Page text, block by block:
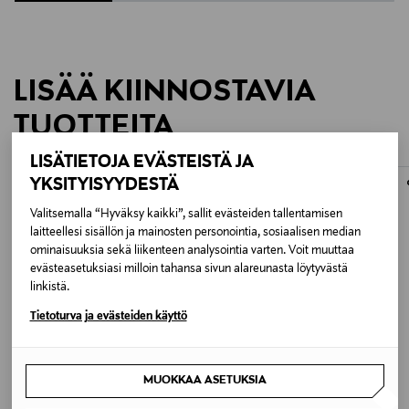
LISÄTIETOJA EVÄSTEISTÄ JA
YKSITYISYYDESTÄ
Valitsemalla “Hyväksy kaikki”, sallit evästeiden tallentamisen
laitteellesi sisällön ja mainosten personointia, sosiaalisen median
ominaisuuksia sekä liikenteen analysointia varten. Voit muuttaa
evästeasetuksiasi milloin tahansa sivun alareunasta löytyvästä
linkistä.
Tietoturva ja evästeiden käyttö
MUOKKAA ASETUKSIA
(X50CrMoV15)
metalliyksityiskohdilla
•Ei konepesua – käsinpesu suositeltavaa
LISÄÄ KIINNOSTAVIA
TUOTTEITA
KIEHL'S
ETUKUPONKITUOTE
HAY